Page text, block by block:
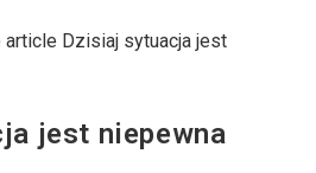
jest niepewna